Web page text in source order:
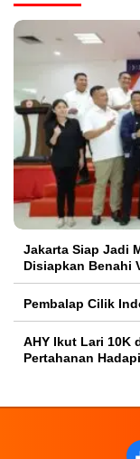
Jakarta Siap Jadi
Disiapkan Benahi
Pembalap Cilik
AHY Ikut Lari 10K
Pertahanan